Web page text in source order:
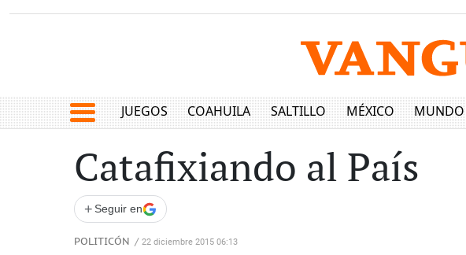
JUEGOS COAHUILA SALTILLO MÉXICO MUNDO
Catafixiando al País
+ Seguir en
POLITICÓN / 22 diciembre 2015 06:13